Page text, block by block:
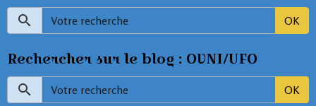
OK
Rechercher sur le blog : OVNI/UFO
OK